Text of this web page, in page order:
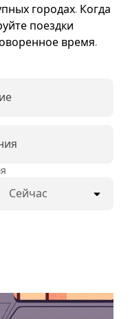
городах. Когда
поездки
время.
Сейчас